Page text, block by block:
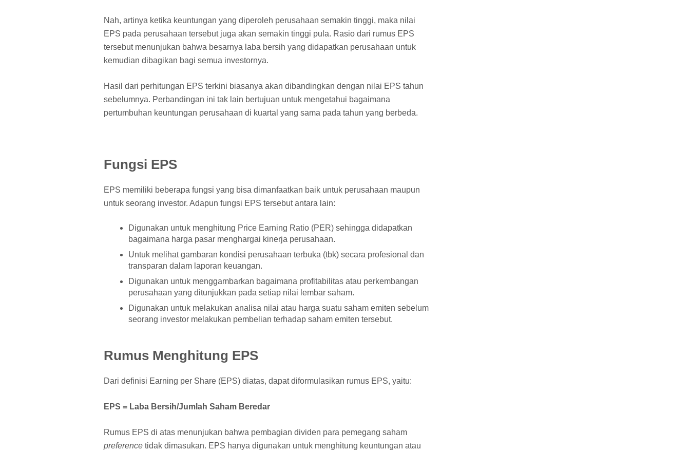
Nah, artinya ketika keuntungan yang diperoleh perusahaan semakin tinggi, maka nilai
EPS pada perusahaan tersebut juga akan semakin tinggi pula. Rasio dari rumus EPS
tersebut menunjukan bahwa besarnya laba bersih yang didapatkan perusahaan untuk
kemudian dibagikan bagi semua investornya.
Hasil dari perhitungan EPS terkini biasanya akan dibandingkan dengan nilai EPS tahun
sebelumnya. Perbandingan ini tak lain bertujuan untuk mengetahui bagaimana
pertumbuhan keuntungan perusahaan di kuartal yang sama pada tahun yang berbeda.
Fungsi EPS
EPS memiliki beberapa fungsi yang bisa dimanfaatkan baik untuk perusahaan maupun
untuk seorang investor. Adapun fungsi EPS tersebut antara lain:
Digunakan untuk menghitung Price Earning Ratio (PER) sehingga didapatkan
bagaimana harga pasar menghargai kinerja perusahaan.
Untuk melihat gambaran kondisi perusahaan terbuka (tbk) secara profesional dan
transparan dalam laporan keuangan.
Digunakan untuk menggambarkan bagaimana profitabilitas atau perkembangan
perusahaan yang ditunjukkan pada setiap nilai lembar saham.
Digunakan untuk melakukan analisa nilai atau harga suatu saham emiten sebelum
seorang investor melakukan pembelian terhadap saham emiten tersebut.
Rumus Menghitung EPS
Dari definisi Earning per Share (EPS) diatas, dapat diformulasikan rumus EPS, yaitu:
EPS = Laba Bersih/Jumlah Saham Beredar
Rumus EPS di atas menunjukan bahwa pembagian dividen para pemegang saham
preference tidak dimasukan. EPS hanya digunakan untuk menghitung keuntungan atau